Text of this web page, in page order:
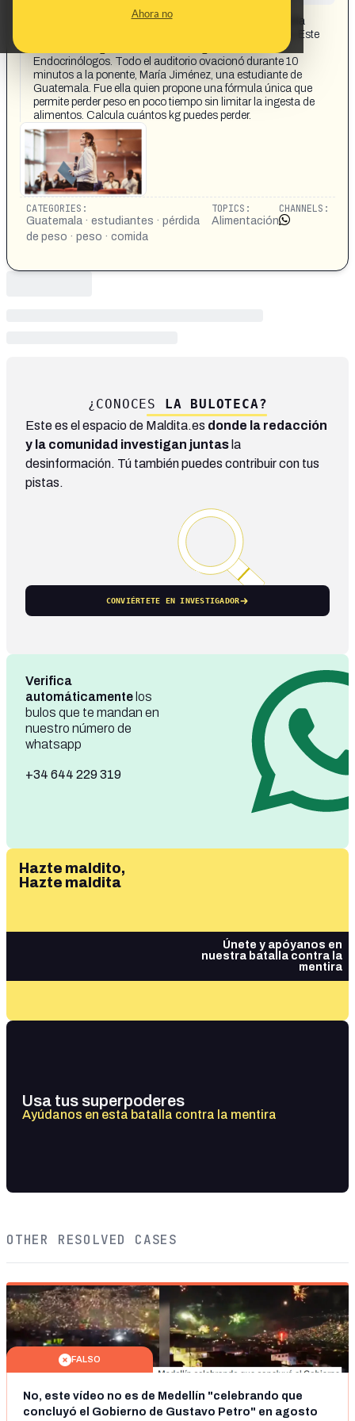
Ahora no
Una estudiante prodigiosa de Guatemala fue reconocida
por proponer un nuevo enfoque para el control del peso. Este
Endocrinólogos. Todo el auditorio ovacionó durante 10
minutos a la ponente, María Jiménez, una estudiante de
Guatemala. Fue ella quien propone una fórmula única que
permite perder peso en poco tiempo sin limitar la ingesta de
alimentos. Calcula cuántos kg puedes perder.
CATEGORIES:
Guatemala · estudiantes · pérdida
de peso · peso · comida
TOPICS:
Alimentación
CHANNELS:
¿CONOCES LA BULOTECA?
Este es el espacio de Maldita.es donde la redacción
y la comunidad investigan juntas la
desinformación. Tú también puedes contribuir con tus
pistas.
CONVIÉRTETE EN INVESTIGADOR
Verifica
automáticamente los
bulos que te mandan en
nuestro número de
whatsapp
+34 644 229 319
Hazte maldito,
Hazte maldita
Únete y apóyanos en
nuestra batalla contra la
mentira
Usa tus superpoderes
Ayúdanos en esta batalla contra la mentira
OTHER RESOLVED CASES
FALSO
No, este vídeo no es de Medellín "celebrando que
concluyó el Gobierno de Gustavo Petro" en agosto